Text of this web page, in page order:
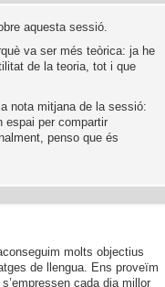
aquesta sessió.
va ser més teòrica: ja he
de la teoria, tot i que
nota mitjana de la sessió:
espai per compartir
penso que és
molts objectius
de llengua. Ens proveïm
cada dia millor